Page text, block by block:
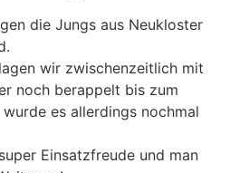
die Jungs aus Neukloster
wir zwischenzeitlich mit
noch berappelt bis zum
es allerdings nochmal
Einsatzfreude und man